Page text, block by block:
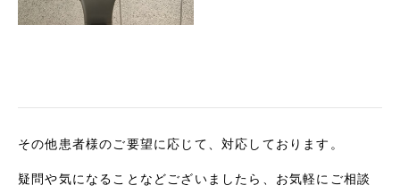
その他患者様のご要望に応じて、対応しております。
疑問や気になることなどございましたら、お気軽にご相談